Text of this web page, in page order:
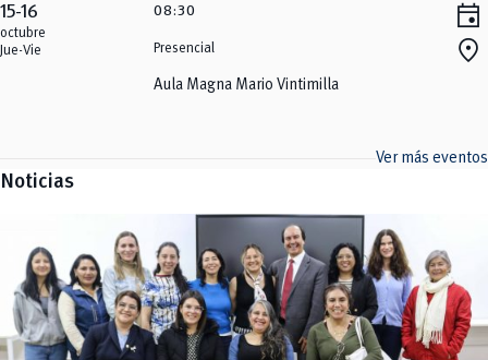
15-16
octubre
Jue-Vie
08:30
Presencial
Aula Magna Mario Vintimilla
event
location_on
Ver más eventos
Noticias